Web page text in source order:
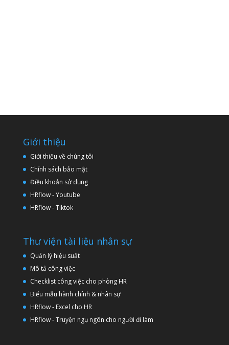
Giới thiệu
Giới thiệu về chúng tôi
Chính sách bảo mật
Điều khoản sử dụng
HRflow - Youtube
HRflow - Tiktok
Thư viện tài liệu nhân sự
Quản lý hiệu suất
Mô tả công việc
Checklist công việc cho phòng HR
Biểu mẫu hành chính & nhân sự
HRflow - Excel cho HR
HRflow - Truyện ngụ ngôn cho người đi làm